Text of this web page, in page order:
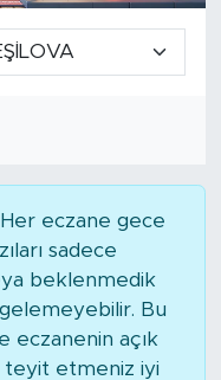
Her eczane gece
sadece
beklenmedik
Bu
eczanenin açık
teyit etmeniz iyi